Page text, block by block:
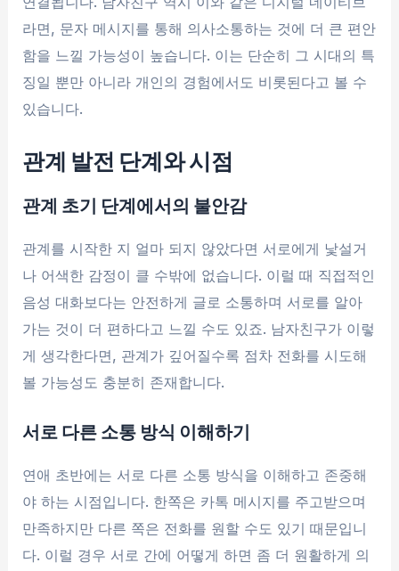
라면, 문자 메시지를 통해 의사소통하는 것에 더 큰 편안
함을 느낄 가능성이 높습니다. 이는 단순히 그 시대의 특
징일 뿐만 아니라 개인의 경험에서도 비롯된다고 볼 수
있습니다.
관계 발전 단계와 시점
관계 초기 단계에서의 불안감
관계를 시작한 지 얼마 되지 않았다면 서로에게 낯설거
나 어색한 감정이 클 수밖에 없습니다. 이럴 때 직접적인
음성 대화보다는 안전하게 글로 소통하며 서로를 알아
가는 것이 더 편하다고 느낄 수도 있죠. 남자친구가 이렇
게 생각한다면, 관계가 깊어질수록 점차 전화를 시도해
볼 가능성도 충분히 존재합니다.
서로 다른 소통 방식 이해하기
연애 초반에는 서로 다른 소통 방식을 이해하고 존중해
야 하는 시점입니다. 한쪽은 카톡 메시지를 주고받으며
만족하지만 다른 쪽은 전화를 원할 수도 있기 때문입니
다. 이럴 경우 서로 간에 어떻게 하면 좀 더 원활하게 의